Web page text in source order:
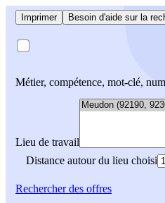
Imprimer Besoin d'aide sur la
Métier, compétence, mot-clé,
Lieu de travail
Distance autour du lieu choisi
Rechercherdes offres